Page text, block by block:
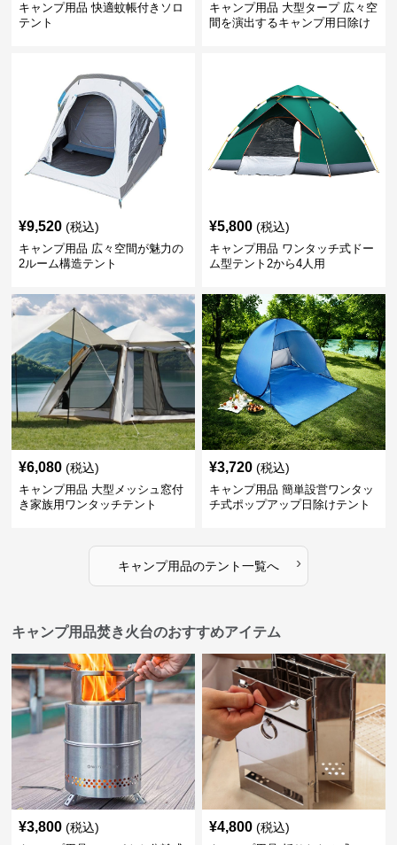
キャンプ用品 快適蚊帳付きソロ
テント
キャンプ用品 大型タープ 広々空
間を演出するキャンプ用日除け
¥9,520 (税込)
キャンプ用品 広々空間が魅力の
2ルーム構造テント
¥5,800 (税込)
キャンプ用品 ワンタッチ式ドー
ム型テント2から4人用
¥6,080 (税込)
キャンプ用品 大型メッシュ窓付
き家族用ワンタッチテント
¥3,720 (税込)
キャンプ用品 簡単設営ワンタッ
チ式ポップアップ日除けテント
キャンプ用品のテント一覧へ ›
キャンプ用品焚き火台のおすすめアイテム
¥3,800 (税込) ¥4,800 (税込)